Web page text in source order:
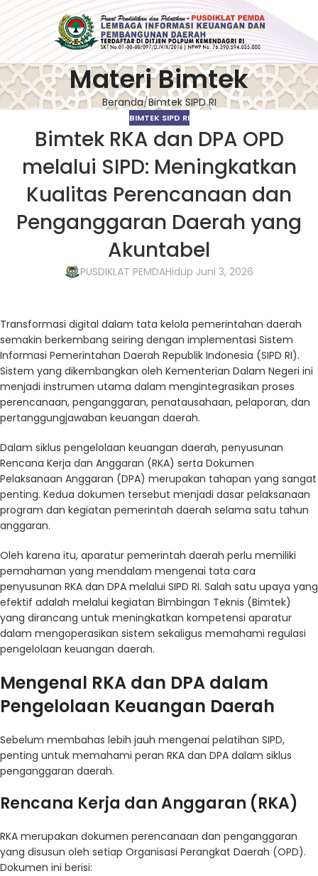
Materi Bimtek
Beranda Bimtek SIPD RI
BIMTEK SIPD RI
Bimtek RKA dan DPA OPD
melalui SIPD: Meningkatkan
Kualitas Perencanaan dan
Penganggaran Daerah yang
Akuntabel
PUSDIKLAT PEMDAHidup Juni 3, 2026
Transformasi digital dalam tata kelola pemerintahan daerah
semakin berkembang seiring dengan implementasi Sistem
Informasi Pemerintahan Daerah Republik Indonesia (SIPD RI).
Sistem yang dikembangkan oleh Kementerian Dalam Negeri ini
menjadi instrumen utama dalam mengintegrasikan proses
perencanaan, penganggaran, penatausahaan, pelaporan, dan
pertanggungjawaban keuangan daerah.
Dalam siklus pengelolaan keuangan daerah, penyusunan
Rencana Kerja dan Anggaran (RKA) serta Dokumen
Pelaksanaan Anggaran (DPA) merupakan tahapan yang sangat
penting. Kedua dokumen tersebut menjadi dasar pelaksanaan
program dan kegiatan pemerintah daerah selama satu tahun
anggaran.
Oleh karena itu, aparatur pemerintah daerah perlu memiliki
pemahaman yang mendalam mengenai tata cara
penyusunan RKA dan DPA melalui SIPD RI. Salah satu upaya yang
efektif adalah melalui kegiatan Bimbingan Teknis (Bimtek)
yang dirancang untuk meningkatkan kompetensi aparatur
dalam mengoperasikan sistem sekaligus memahami regulasi
pengelolaan keuangan daerah.
Mengenal RKA dan DPA dalam
Pengelolaan Keuangan Daerah
Sebelum membahas lebih jauh mengenai pelatihan SIPD,
penting untuk memahami peran RKA dan DPA dalam siklus
penganggaran daerah.
Rencana Kerja dan Anggaran (RKA)
RKA merupakan dokumen perencanaan dan penganggaran
yang disusun oleh setiap Organisasi Perangkat Daerah (OPD).
Dokumen ini berisi: